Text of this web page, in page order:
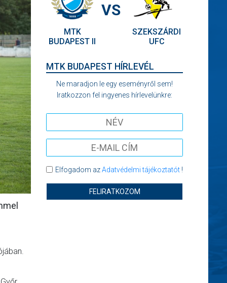
MTK
BUDAPEST II
VS
SZEKSZÁRDI
UFC
MTK BUDAPEST HÍRLEVÉL
Ne maradjon le egy eseményről sem!
Iratkozzon fel ingyenes hírlevelünkre:
Elfogadom azAdatvédelmi tájékoztatót!
FELIRATKOZOM